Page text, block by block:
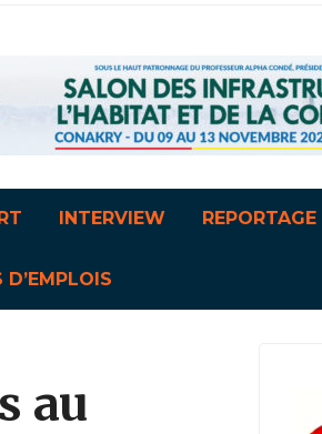
INTERVIEW REPORTAGE
D’EMPLOIS
au